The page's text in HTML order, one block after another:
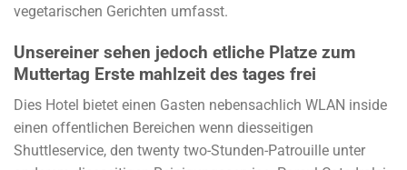
vegetarischen Gerichten umfasst.
Unsereiner sehen jedoch etliche Platze zum
Muttertag Erste mahlzeit des tages frei
Dies Hotel bietet einen Gasten nebensachlich WLAN inside
einen offentlichen Bereichen wenn diesseitigen
Shuttleservice, den twenty two-Stunden-Patrouille unter